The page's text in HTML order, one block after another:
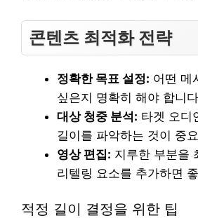
콘텐츠 최적화 전략
정확한 목표 설정: 어떤 메
싶은지 명확히 해야 합니
대상 청중 분석: 타겟 오디
길이를 파악하는 것이 중
영상 편집: 지루한 부분을
리텔링 요소를 추가하면
적정 길이 결정을 위한 팁